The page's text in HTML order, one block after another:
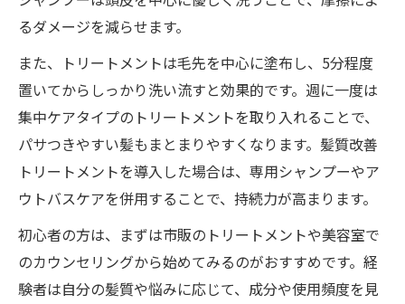
るダメージを減らせます。
また、トリートメントは毛先を中心に塗布し、5分程度
置いてからしっかり洗い流すと効果的です。週に一度は
集中ケアタイプのトリートメントを取り入れることで、
パサつきやすい髪もまとまりやすくなります。髪質改善
トリートメントを導入した場合は、専用シャンプーやア
ウトバスケアを併用することで、持続力が高まります。
初心者の方は、まずは市販のトリートメントや美容室で
のカウンセリングから始めてみるのがおすすめです。経
験者は自分の髪質や悩みに応じて、成分や使用頻度を見